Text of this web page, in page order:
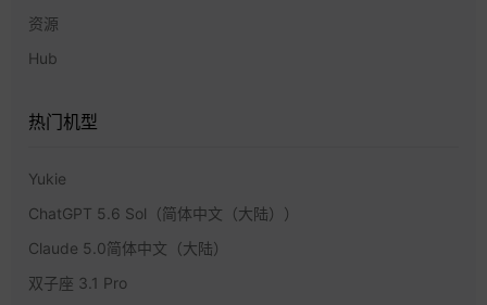
资源
Hub
热门机型
Yukie
ChatGPT 5.6 Sol（简体中文（大陆））
Claude 5.0简体中文（大陆）
双子座 3.1 Pro